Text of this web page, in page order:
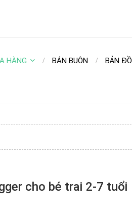
HÀNG BÁN BUÔN BẢN ĐỒ
cho bé trai 2-7 tuổi